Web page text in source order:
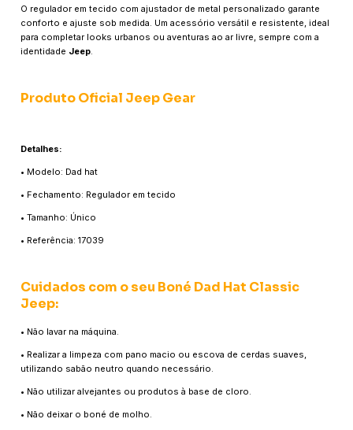
O regulador em tecido com ajustador de metal personalizado garante
conforto e ajuste sob medida. Um acessório versátil e resistente, ideal
para completar looks urbanos ou aventuras ao ar livre, sempre com a
identidade Jeep
Produto Oficial Jeep Gear
Detalhes:
• Modelo: Dad hat
• Fechamento: Regulador em tecido
• Tamanho: Único
• Referência: 17039
Cuidados com o seu Boné Dad Hat Classic
Jeep:
• Não lavar na máquina.
• Realizar a limpeza com pano macio ou escova de cerdas suaves,
utilizando sabão neutro quando necessário.
• Não utilizar alvejantes ou produtos à base de cloro.
• Não deixar o boné de molho.